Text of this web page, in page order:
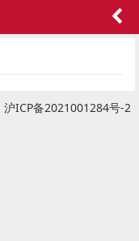
沪ICP备2021001284号-2